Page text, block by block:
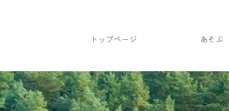
トップページ あそぶ